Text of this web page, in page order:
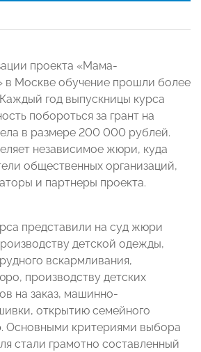
проекта «Мама-
в Москве обучение прошли более
год выпускницы курса
побороться за грант на
в размере 200 000 рублей.
независимое жюри, куда
общественных организаций,
и партнеры проекта.
представили на суд жюри
детской одежды,
вскармливания,
производству детских
на заказ, машинно-
открытию семейного
Основными критериями выбора
стали грамотно составленный